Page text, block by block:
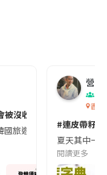
沒收😱出發前切記檢查
國旅遊的民眾，近期要
營養
香港
#連皮帶籽
夏天其中一
閱讀更多